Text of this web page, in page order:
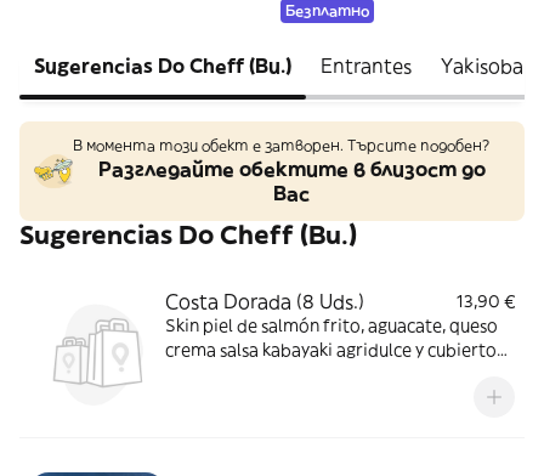
Безплатно
Sugerencias Do Cheff (Bu.) Entrantes Yakisoba
В момента този обект е затворен. Търсите подобен?
Разгледайте обектите в близост до
Вас
Sugerencias Do Cheff (Bu.)
Costa Dorada (8 Uds.)
13,90 €
Skin piel de salmón frito, aguacate, queso
crema salsa kabayaki agridulce y cubierto